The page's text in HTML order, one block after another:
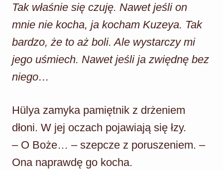
Tak właśnie się czuję. Nawet jeśli on
mnie nie kocha, ja kocham Kuzeya. Tak
bardzo, że to aż boli. Ale wystarczy mi
jego uśmiech. Nawet jeśli ja zwiędnę bez
niego…
Hülya zamyka pamiętnik z drżeniem
dłoni. W jej oczach pojawiają się łzy.
– O Boże… – szepcze z poruszeniem. –
Ona naprawdę go kocha.